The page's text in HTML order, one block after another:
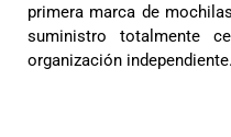
primera marca de
suministro totalmente
organización independiente.